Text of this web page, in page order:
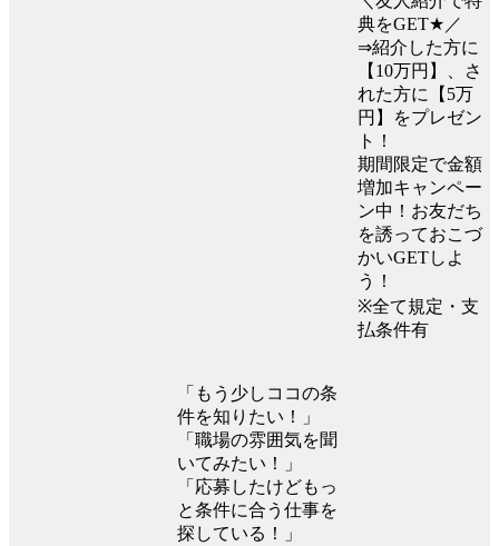
典をGET★／
⇒紹介した方に
【10万円】、さ
れた方に【5万
円】をプレゼン
ト！
期間限定で金額
増加キャンペー
ン中！お友だち
を誘っておこづ
かいGETしよ
う！
※全て規定・支
払条件有
「もう少しココの条
件を知りたい！」
「職場の雰囲気を聞
いてみたい！」
「応募したけどもっ
と条件に合う仕事を
探している！」